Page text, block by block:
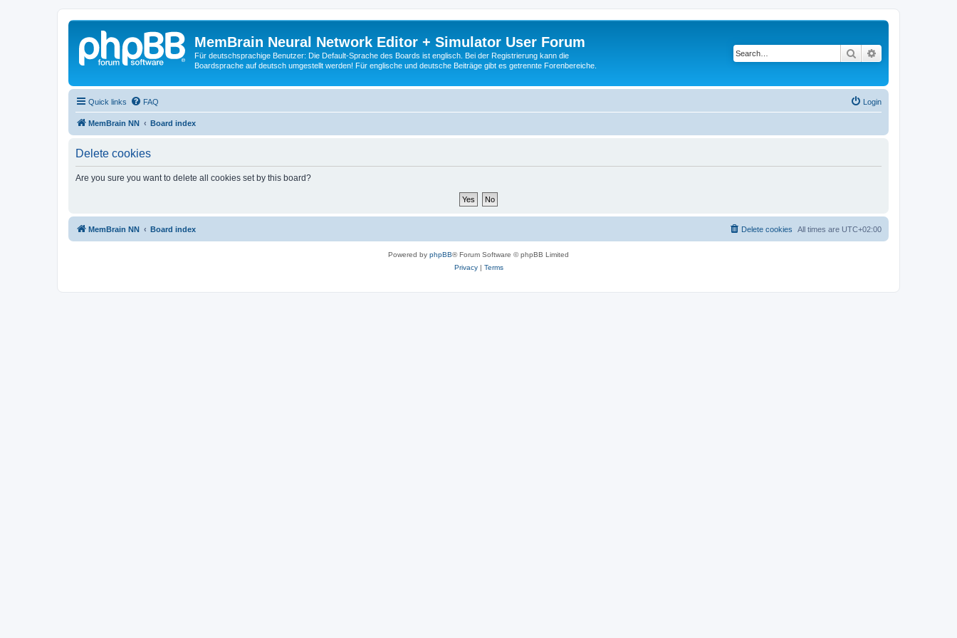
MemBrain Neural Network Editor + Simulator User Forum
Für deutschsprachige Benutzer: Die Default-Sprache des Boards ist englisch. Bei der Registrierung kann die
Boardsprache auf deutsch umgestellt werden! Für englische und deutsche Beiträge gibt es getrennte Forenbereiche.
Search
Quick links FAQ Login
MemBrain NN Board index
Delete cookies
Are you sure you want to delete all cookies set by this board?
MemBrain NN Board index All times are UTC+02:00
Delete cookies
Powered by phpBB® Forum Software © phpBB Limited
Privacy| Terms